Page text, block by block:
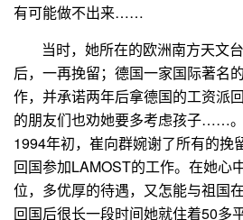
有可能做不出来……
当时，她所在的欧洲南方天文
后，一再挽留；德国一家国际著名
作，并承诺两年后拿德国的工资派
的朋友们也劝她要多考虑孩子……。
1994年初，崔向群婉谢了所有的挽
回国参加LAMOST的工作。在她心
位，多优厚的待遇，又怎能与祖国
回国后很长一段时间她就住着50多